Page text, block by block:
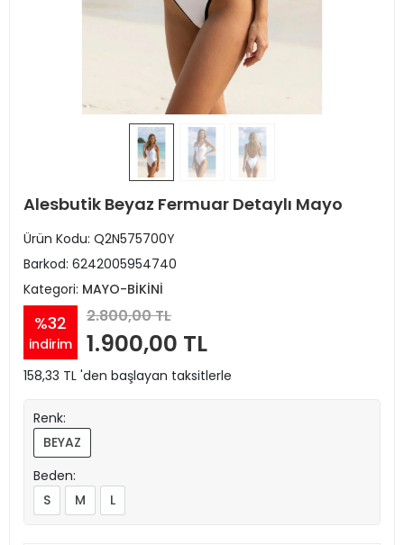
Alesbutik Beyaz Fermuar Detaylı Mayo
Ürün Kodu: Q2N575700Y
Barkod: 6242005954740
Kategori: MAYO-BİKİNİ
%32
indirim
2.800,00 TL
1.900,00 TL
158,33 TL 'den başlayan taksitlerle
Renk:
BEYAZ
Beden:
S
M L